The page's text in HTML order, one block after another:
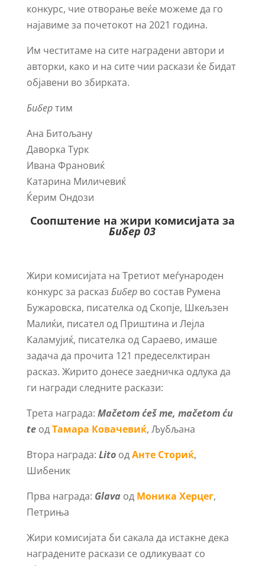
конкурс, чие отворање веќе можеме да го
најавиме за почетокот на 2021 година.
Им честитаме на сите наградени автори и
авторки, како и на сите чии раскази ќе бидат
објавени во збирката.
Бибертим
Ана Битољану
Даворка Турк
Ивана Франовиќ
Катарина Миличевиќ
Ќерим Ондози
Соопштение на жири комисијата за
Бибер 03
Жири комисијата на Третиот меѓународен
конкурс за расказ Биберво состав Румена
Бужаровска, писателка од Скопје, Шкељзен
Малиќи, писател од Приштина и Лејла
Каламујиќ, писателка од Сараево, имаше
задача да прочита 121 предеселктиран
расказ. Жирито донесе заедничка одлука да
ги награди следните раскази:
Трета награда: Mačetom ćeš me, mačetom ću
teодТамара Ковачевиќ, Љубљана
Втора награда: LitoодАнте Сториќ,
Шибеник
Прва награда: Glava од Моника Херцег,
Петриња
Жири комисијата би сакала да истакне дека
наградените раскази се одликуваат со